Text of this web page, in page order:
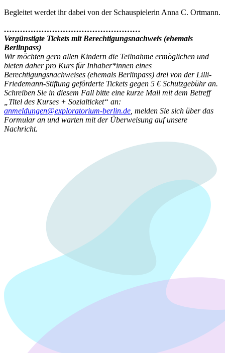
Begleitet werdet ihr dabei von der Schauspielerin Anna C. Ortmann.
……………………………………………
Vergünstigte Tickets mit Berechtigungsnachweis (ehemals
Berlinpass)
Wir möchten gern allen Kindern die Teilnahme ermöglichen und
bieten daher pro Kurs für Inhaber*innen eines
Berechtigungsnachweises (ehemals Berlinpass) drei von der Lilli-
Friedemann-Stiftung geförderte Tickets gegen 5 € Schutzgebühr an.
Schreiben Sie in diesem Fall bitte eine kurze Mail mit dem Betreff
„Titel des Kurses + Sozialticket“ an:
anmeldungen@exploratorium-berlin.de , melden Sie sich über das
Formular an und warten mit der Überweisung auf unsere
Nachricht.